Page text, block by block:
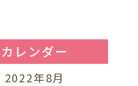
カレンダー
2022年8月